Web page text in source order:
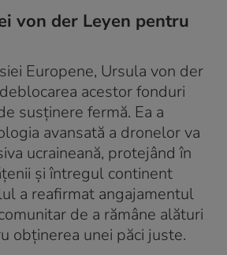
von der Leyen pentru
Europene, Ursula von der
acestor fonduri
susținere fermă. Ea a
avansată a dronelor va
ucraineană, protejând în
și întregul continent
a reafirmat angajamentul
de a rămâne alături
obținerea unei păci juste.